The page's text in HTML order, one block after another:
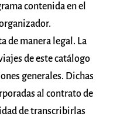
contenida en el
de manera legal. La
de este catálogo
generales. Dichas
al contrato de
de transcribirlas